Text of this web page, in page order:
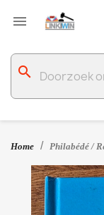

search
Home Philabédé /